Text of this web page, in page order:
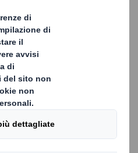
‘prendi-fai-smaltisci’, ci
approccio alle
base dell’economia
vengono raccolte,
per essere utilizzate per
via. Prendi-trasforma-